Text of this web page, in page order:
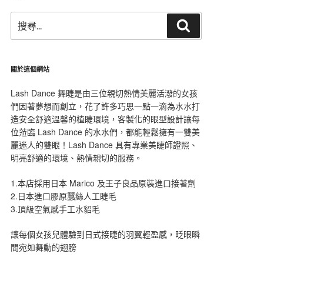
尋
關
字:
尋
關於這個網站
Lash Dance 舞睫是由三位親切熱情美麗活潑的女孩
們因著夢想而創立，花了許多巧思一點一滴為水水打
造安全舒適溫馨的植睫環境，客製化的眼型設計讓每
位蒞臨 Lash Dance 的水水們，都能輕鬆擁有一雙美
麗迷人的雙眼！Lash Dance 具有專業美睫師證照、
明亮舒適的環境、熱情親切的服務。
1.本店採用日本 Marico 及王子良品原裝進口接著劑
2.日本進口膠原蠶絲人工睫毛
3.頂級空氣感手工水貂毛
讓每個女孩兒體驗到日式接睫的羽翼輕盈感，眨眼瞬
間宛如舞動的翅膀